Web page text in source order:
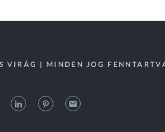
VIRÁG | MINDEN JOG